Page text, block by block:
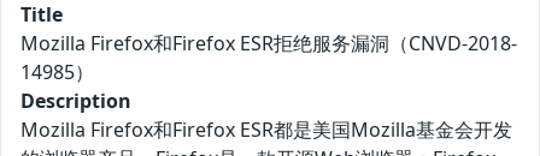
Title
Mozilla Firefox和Firefox ESR拒绝服务漏洞（CNVD-2018-
14985）
Description
Mozilla Firefox和Firefox ESR都是美国Mozilla基金会开发